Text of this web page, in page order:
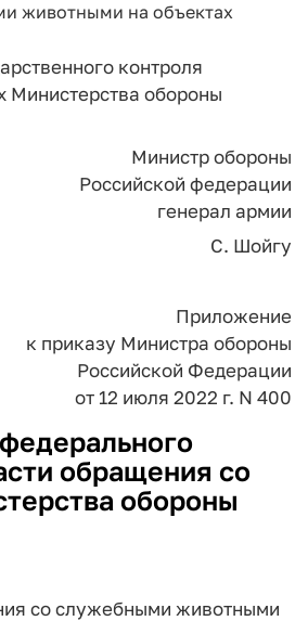
животными на объектах
контроля
Министерства обороны
Министр обороны
Российской федерации
генерал армии
С. Шойгу
Приложение
к приказу Министра обороны
Российской Федерации
от 12 июля 2022 г. N 400
обращения со
обороны
со служебными животными